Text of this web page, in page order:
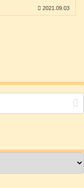
2021.09.03